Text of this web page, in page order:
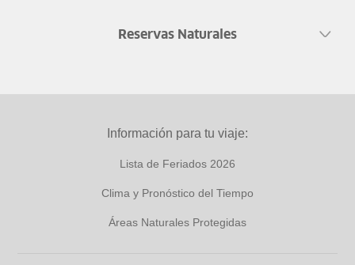
Reservas Naturales
Información para tu viaje:
Lista de Feriados 2026
Clima y Pronóstico del Tiempo
Áreas Naturales Protegidas